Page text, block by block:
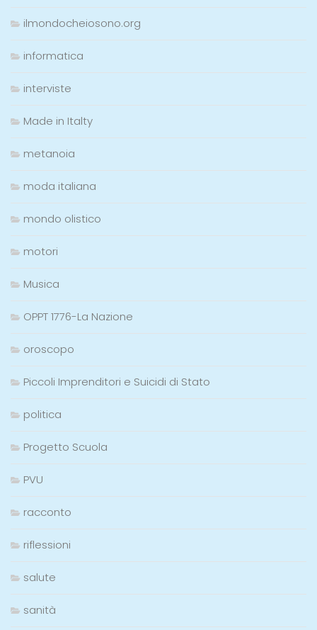
ilmondocheiosono.org
informatica
interviste
Made in Italty
metanoia
moda italiana
mondo olistico
motori
Musica
OPPT 1776-La Nazione
oroscopo
Piccoli Imprenditori e Suicidi di Stato
politica
Progetto Scuola
PVU
racconto
riflessioni
salute
sanità